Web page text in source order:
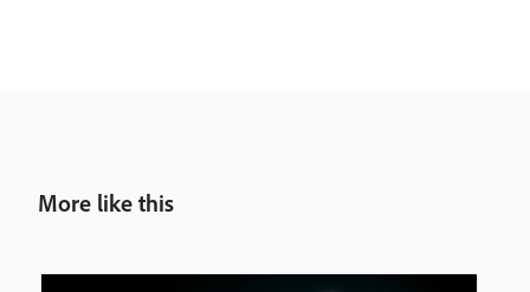
More like this